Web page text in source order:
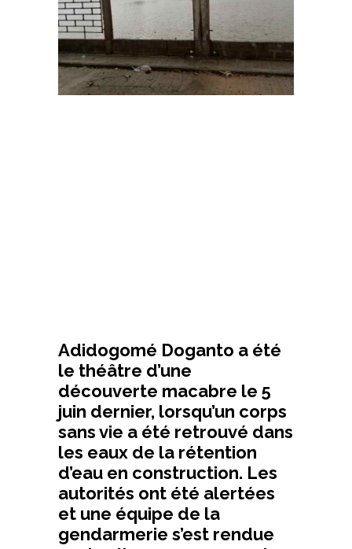
Adidogomé Doganto a été
le théâtre d’une
découverte macabre le 5
juin dernier, lorsqu’un corps
sans vie a été retrouvé dans
les eaux de la rétention
d’eau en construction. Les
autorités ont été alertées
et une équipe de la
gendarmerie s’est rendue